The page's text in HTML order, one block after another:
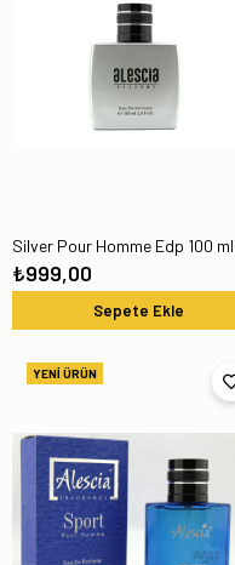
₺999,00
Sepete Ekle
YENI ÜRÜN